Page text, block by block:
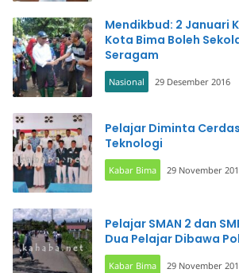
Mendikbud: 2 Januari
Kota Bima Boleh
Seragam
Nasional 29 Desember 2016
Pelajar Diminta
Teknologi
Kabar Bima 29 November
Pelajar SMAN 2 dan
Dua Pelajar Dibawa
Kabar Bima 29 November